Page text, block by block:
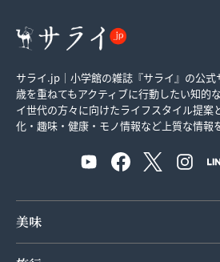
サライ.jp｜小学館の雑誌『サライ』の公式
歳を重ねてもアクティブに行動したい知的
イ世代の方々に向けたライフスタイル提案
化・趣味・健康・モノ情報など上質な情報
美味